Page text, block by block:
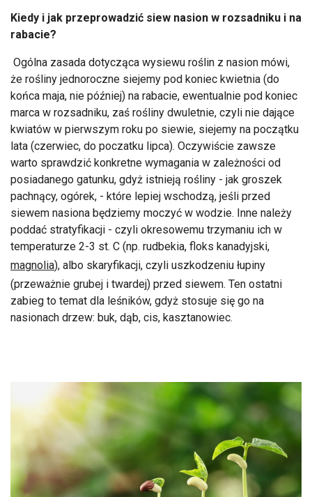
Kiedy i jak przeprowadzić siew nasion w rozsadniku i na
rabacie?
Ogólna zasada dotycząca wysiewu roślin z nasion mówi,
że rośliny jednoroczne siejemy pod koniec kwietnia (do
końca maja, nie później) na rabacie, ewentualnie pod koniec
marca w rozsadniku, zaś rośliny dwuletnie, czyli nie dające
kwiatów w pierwszym roku po siewie, siejemy na początku
lata (czerwiec, do poczatku lipca). Oczywiście zawsze
warto sprawdzić konkretne wymagania w zależności od
posiadanego gatunku, gdyż istnieją rośliny - jak groszek
pachnący, ogórek, - które lepiej wschodzą, jeśli przed
siewem nasiona będziemy moczyć w wodzie. Inne należy
poddać stratyfikacji - czyli okresowemu trzymaniu ich w
temperaturze 2-3 st. C (np. rudbekia, floks kanadyjski,
magnolia), albo skaryfikacji, czyli uszkodzeniu łupiny
(przeważnie grubej i twardej) przed siewem. Ten ostatni
zabieg to temat dla leśników, gdyż stosuje się go na
nasionach drzew: buk, dąb, cis, kasztanowiec.